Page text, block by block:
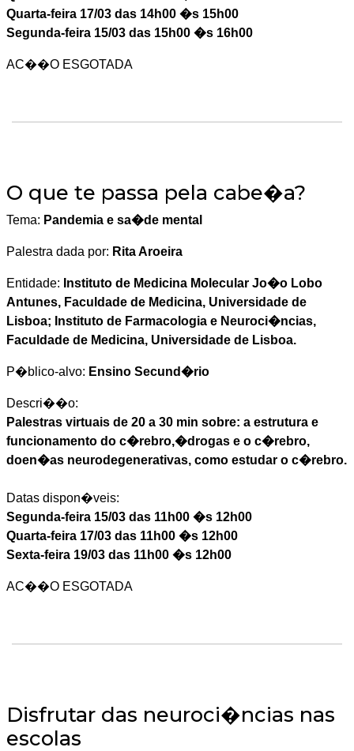
Quarta-feira 17/03 das 14h00 �s 15h00
Segunda-feira 15/03 das 15h00 �s 16h00
AC��O ESGOTADA
O que te passa pela cabe�a?
Tema: Pandemia e sa�de mental
Palestra dada por: Rita Aroeira
Entidade: Instituto de Medicina Molecular Jo�o Lobo
Antunes, Faculdade de Medicina, Universidade de
Lisboa; Instituto de Farmacologia e Neuroci�ncias,
Faculdade de Medicina, Universidade de Lisboa.
P�blico-alvo: Ensino Secund�rio
Descri��o:
Palestras virtuais de 20 a 30 min sobre: a estrutura e
funcionamento do c�rebro,�drogas e o c�rebro,
doen�as neurodegenerativas, como estudar o c�rebro.
Datas dispon�veis:
Segunda-feira 15/03 das 11h00 �s 12h00
Quarta-feira 17/03 das 11h00 �s 12h00
Sexta-feira 19/03 das 11h00 �s 12h00
AC��O ESGOTADA
Disfrutar das neuroci�ncias nas
escolas